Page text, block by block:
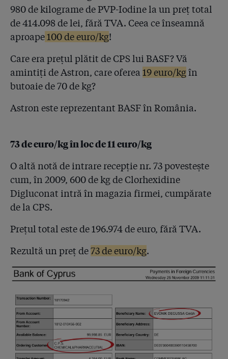
980 de kilograme de PVP-Iodine la un preț total
de 414.098 de lei, fără TVA. Ceea ce înseamnă
aproape100 de euro/kg!
Care era prețul plătit de CPS lui BASF? Vă
amintiți de Astron, care oferea 19 euro/kgîn
butoaie de 70 de kg?
Astron este reprezentant BASF în România.
73 de euro/kg în loc de 11 euro/kg
O altă notă de intrare recepție nr. 73 povestește
cum, în 2009, 600 de kg de Clorhexidine
Digluconat intră în magazia firmei, cumpărate
de la CPS.
Prețul total este de 196.974 de euro, fără TVA.
Rezultă un preț de73 de euro/kg.